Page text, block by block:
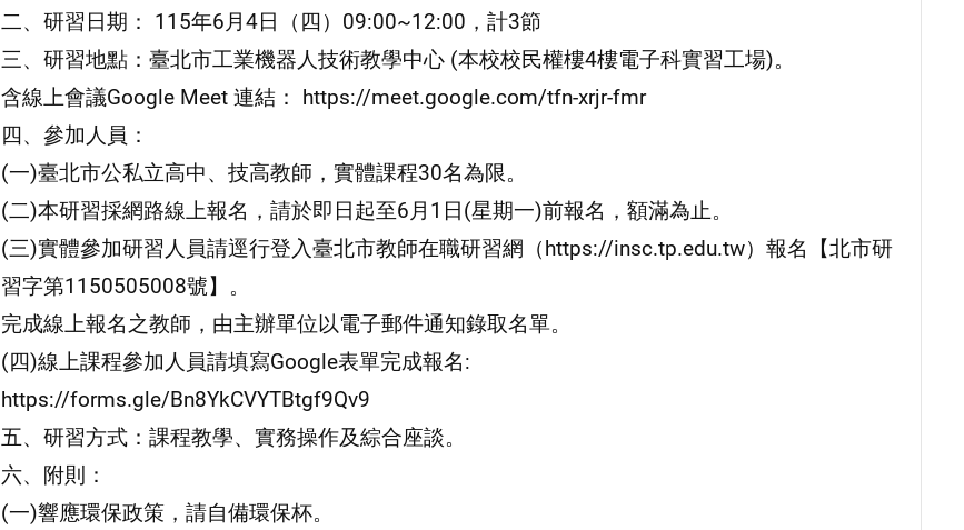
二、研習日期： 115年6月4日（四）09:00~12:00，計3節
三、研習地點：臺北市工業機器人技術教學中心 (本校校民權樓4樓電子科實習工場)。
含線上會議Google Meet 連結： https://meet.google.com/tfn-xrjr-fmr
四、參加人員：
(一)臺北市公私立高中、技高教師，實體課程30名為限。
(二)本研習採網路線上報名，請於即日起至6月1日(星期一)前報名，額滿為止。
(三)實體參加研習人員請逕行登入臺北市教師在職研習網（https://insc.tp.edu.tw）報名【北市研
習字第1150505008號】。
完成線上報名之教師，由主辦單位以電子郵件通知錄取名單。
(四)線上課程參加人員請填寫Google表單完成報名:
https://forms.gle/Bn8YkCVYTBtgf9Qv9
五、研習方式：課程教學、實務操作及綜合座談。
六、附則：
(一)響應環保政策，請自備環保杯。